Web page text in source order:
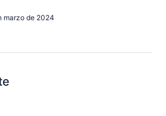
marzo de 2024